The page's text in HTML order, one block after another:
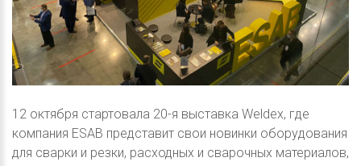
12 октября стартовала 20-я выставка Weldex, где
компания ESAB представит свои новинки оборудования
для сварки и резки, расходных и сварочных материалов,